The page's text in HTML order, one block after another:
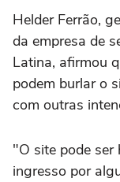
Helder Ferrão,
da empresa de
Latina, afirmou
podem burlar o
com outras
"O site pode ser
ingresso por